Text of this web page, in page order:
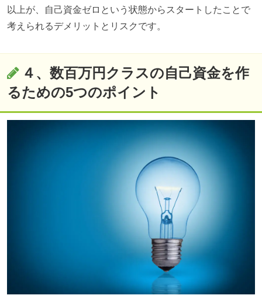
以上が、自己資金ゼロという状態からスタートしたことで
考えられるデメリットとリスクです。
４、数百万円クラスの自己資金を作
るための5つのポイント